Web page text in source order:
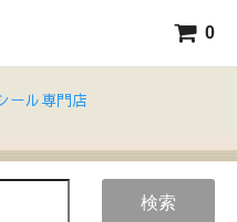
0
ール専門店
検索